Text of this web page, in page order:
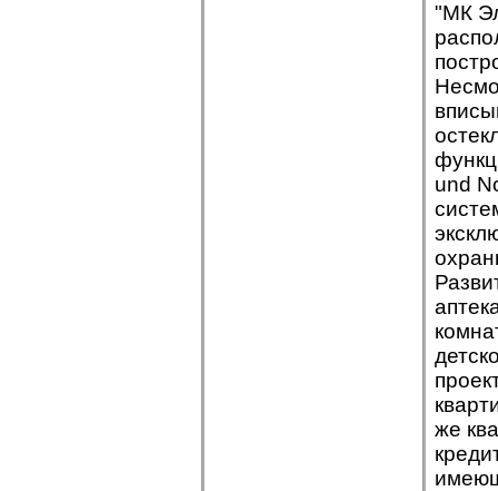
"МК
und
же